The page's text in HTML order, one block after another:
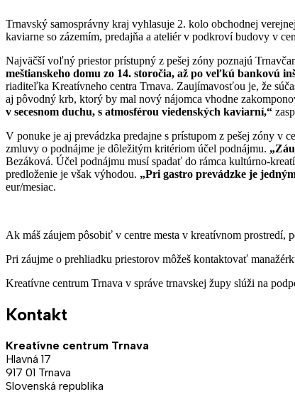
Trnavský samosprávny kraj vyhlasuje 2. kolo obchodnej
kaviarne so zázemím, predajňa a ateliér v podkroví budovy v
Najväčší voľný priestor prístupný z pešej zóny poznajú
meštianskeho domu zo 14. storočia, až po veľkú bankovú
riaditeľka Kreatívneho centra Trnava. Zaujímavosťou je, že
aj pôvodný krb, ktorý by mal nový nájomca vhodne
v secesnom duchu, s atmosférou viedenských kaviarní,“
V ponuke je aj prevádzka predajne s prístupom z pešej zóny v
zmluvy o podnájme je dôležitým kritériom účel podnájmu.
Bezáková. Účel podnájmu musí spadať do rámca kultúrno-
predloženie je však výhodou. „Pri gastro prevádzke je
eur/mesiac.
Ak máš záujem pôsobiť v centre mesta v kreatívnom prostredí,
Pri záujme o prehliadku priestorov môžeš kontaktovať
Kreatívne centrum Trnava v správe trnavskej župy slúži na
Kontakt
Kreatívne centrum Trnava
Hlavná 17
917 01 Trnava
Slovenská republika